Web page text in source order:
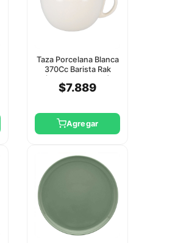
Taza Porcelana Blanca
370Cc Barista Rak
$7.889
Agregar